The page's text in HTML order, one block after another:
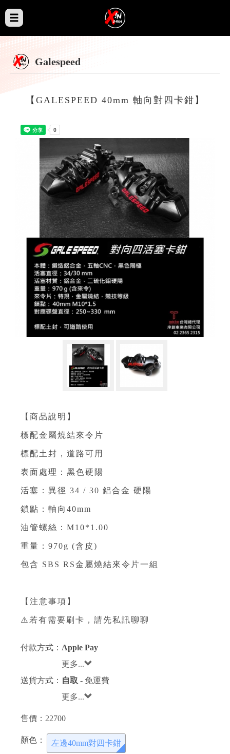
Galespeed
【GALESPEED 40mm 軸向對四卡鉗】
【商品說明】
標配金屬燒結來令片
標配土封，道路可用
表面處理：黑色硬陽
活塞：異徑 34 / 30 鋁合金 硬陽
鎖點：軸向40mm
油管螺絲：M10*1.00
重量：970g (含皮)
包含 SBS RS金屬燒結來令片一組
【注意事項】
⚠️若有需要刷卡，請先私訊聊聊
付款方式： Apple Pay
更多...
送貨方式： 自取 - 免運費
更多...
售價： 22700
顏色： 左邊40mm對四卡鉗